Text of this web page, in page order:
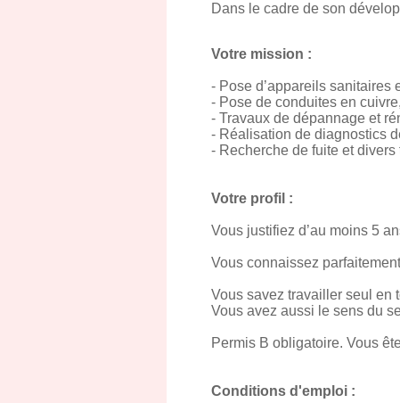
Dans le cadre de son
Votre mission :
- Pose d’appareils sanitaires
- Pose de conduites en
- Travaux de dépannage et
- Réalisation de diagnostics
- Recherche de fuite et
Votre profil :
Vous justifiez d’au moins 5
Vous connaissez
Vous savez travailler seul en
Vous avez aussi le sens du
Permis B obligatoire. Vous
Conditions d'emploi :